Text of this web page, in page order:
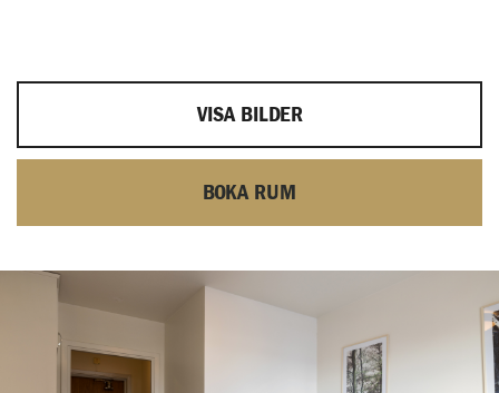
VISA BILDER
BOKA RUM